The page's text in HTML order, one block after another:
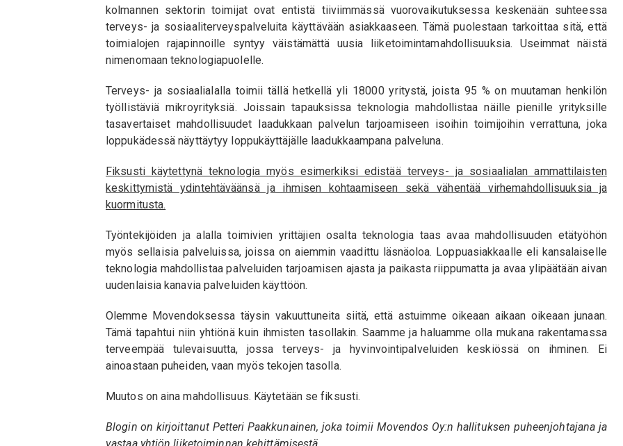
kolmannen sektorin toimijat ovat entistä tiiviimmässä vuorovaikutuksessa keskenään suhteessa
terveys- ja sosiaaliterveyspalveluita käyttävään asiakkaaseen. Tämä puolestaan tarkoittaa sitä, että
toimialojen rajapinnoille syntyy väistämättä uusia liiketoimintamahdollisuuksia. Useimmat näistä
nimenomaan teknologiapuolelle.
Terveys- ja sosiaalialalla toimii tällä hetkellä yli 18000 yritystä, joista 95 % on muutaman henkilön
työllistäviä mikroyrityksiä. Joissain tapauksissa teknologia mahdollistaa näille pienille yrityksille
tasavertaiset mahdollisuudet laadukkaan palvelun tarjoamiseen isoihin toimijoihin verrattuna, joka
loppukädessä näyttäytyy loppukäyttäjälle laadukkaampana palveluna.
Fiksusti käytettynä teknologia myös esimerkiksi edistää terveys- ja sosiaalialan ammattilaisten
keskittymistä ydintehtäväänsä ja ihmisen kohtaamiseen sekä vähentää virhemahdollisuuksia ja
kuormitusta.
Työntekijöiden ja alalla toimivien yrittäjien osalta teknologia taas avaa mahdollisuuden etätyöhön
myös sellaisia palveluissa, joissa on aiemmin vaadittu läsnäoloa. Loppuasiakkaalle eli kansalaiselle
teknologia mahdollistaa palveluiden tarjoamisen ajasta ja paikasta riippumatta ja avaa ylipäätään aivan
uudenlaisia kanavia palveluiden käyttöön.
Olemme Movendoksessa täysin vakuuttuneita siitä, että astuimme oikeaan aikaan oikeaan junaan.
Tämä tapahtui niin yhtiönä kuin ihmisten tasollakin. Saamme ja haluamme olla mukana rakentamassa
terveempää tulevaisuutta, jossa terveys- ja hyvinvointipalveluiden keskiössä on ihminen. Ei
ainoastaan puheiden, vaan myös tekojen tasolla.
Muutos on aina mahdollisuus. Käytetään se fiksusti.
Blogin on kirjoittanut Petteri Paakkunainen, joka toimii Movendos Oy:n hallituksen puheenjohtajana ja